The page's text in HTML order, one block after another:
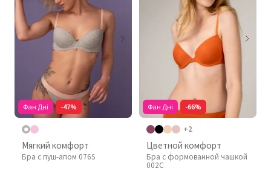
Фан Дні -47%
Мягкий комфорт
Бра с пуш-апом 076S
Фан Дні -66%
+2
Цветной комфорт
Бра с формованной чашкой
002C